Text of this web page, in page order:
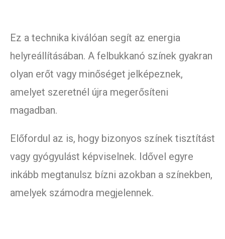
Ez a technika kiválóan segít az energia
helyreállításában. A felbukkanó színek gyakran
olyan erőt vagy minőséget jelképeznek,
amelyet szeretnél újra megerősíteni
magadban.
Előfordul az is, hogy bizonyos színek tisztítást
vagy gyógyulást képviselnek. Idővel egyre
inkább megtanulsz bízni azokban a színekben,
amelyek számodra megjelennek.